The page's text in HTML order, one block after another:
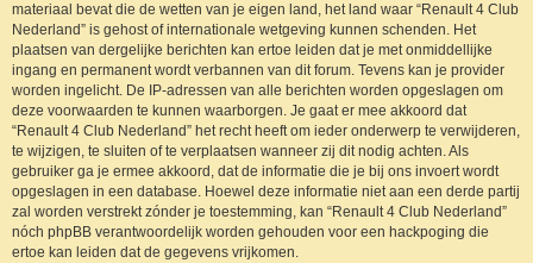
materiaal bevat die de wetten van je eigen land, het land waar “Renault 4 Club
Nederland” is gehost of internationale wetgeving kunnen schenden. Het
plaatsen van dergelijke berichten kan ertoe leiden dat je met onmiddellijke
ingang en permanent wordt verbannen van dit forum. Tevens kan je provider
worden ingelicht. De IP-adressen van alle berichten worden opgeslagen om
deze voorwaarden te kunnen waarborgen. Je gaat er mee akkoord dat
“Renault 4 Club Nederland” het recht heeft om ieder onderwerp te verwijderen,
te wijzigen, te sluiten of te verplaatsen wanneer zij dit nodig achten. Als
gebruiker ga je ermee akkoord, dat de informatie die je bij ons invoert wordt
opgeslagen in een database. Hoewel deze informatie niet aan een derde partij
zal worden verstrekt zónder je toestemming, kan “Renault 4 Club Nederland”
nóch phpBB verantwoordelijk worden gehouden voor een hackpoging die
ertoe kan leiden dat de gegevens vrijkomen.